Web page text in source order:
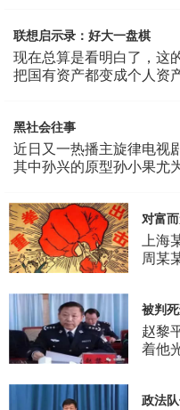
联想启示录：好大一盘棋
现在总算是看明白了，这
把国有资产都变成个人资
黑社会往事
近日又一热播主旋律电视
其中孙兴的原型孙小果尤
对富
上海
周某
被判
赵黎
着他
政法